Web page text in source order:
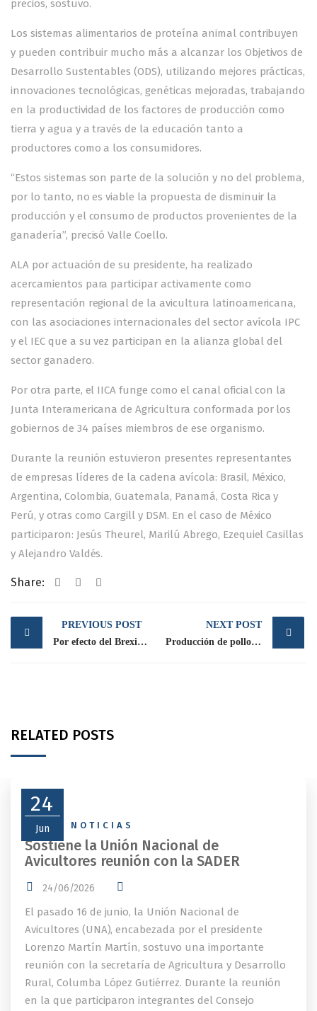
precios, sostuvo.
Los sistemas alimentarios de proteína animal contribuyen
y pueden contribuir mucho más a alcanzar los Objetivos de
Desarrollo Sustentables (ODS), utilizando mejores prácticas,
innovaciones tecnológicas, genéticas mejoradas, trabajando
en la productividad de los factores de producción como
tierra y agua y a través de la educación tanto a
productores como a los consumidores.
“Estos sistemas son parte de la solución y no del problema,
por lo tanto, no es viable la propuesta de disminuir la
producción y el consumo de productos provenientes de la
ganadería”, precisó Valle Coello.
ALA por actuación de su presidente, ha realizado
acercamientos para participar activamente como
representación regional de la avicultura latinoamericana,
con las asociaciones internacionales del sector avícola IPC
y el IEC que a su vez participan en la alianza global del
sector ganadero.
Por otra parte, el IICA funge como el canal oficial con la
Junta Interamericana de Agricultura conformada por los
gobiernos de 34 países miembros de ese organismo.
Durante la reunión estuvieron presentes representantes
de empresas líderes de la cadena avícola: Brasil, México,
Argentina, Colombia, Guatemala, Panamá, Costa Rica y
Perú, y otras como Cargill y DSM. En el caso de México
participaron: Jesús Theurel, Marilú Abrego, Ezequiel Casillas
y Alejandro Valdés.
Share:
Post
navigation
PREVIOUS POST
Por efecto del Brexit el pollo escasea en el Reino Unido
NEXT POST
Producción de pollo en aumento en México
RELATED POSTS
24
Jun
NEWS NOTICIAS
Sostiene la Unión Nacional de
Avicultores reunión con la SADER
24/06/2026
El pasado 16 de junio, la Unión Nacional de
Avicultores (UNA), encabezada por el presidente
Lorenzo Martín Martín, sostuvo una importante
reunión con la secretaría de Agricultura y Desarrollo
Rural, Columba López Gutiérrez. Durante la reunión
en la que participaron integrantes del Consejo